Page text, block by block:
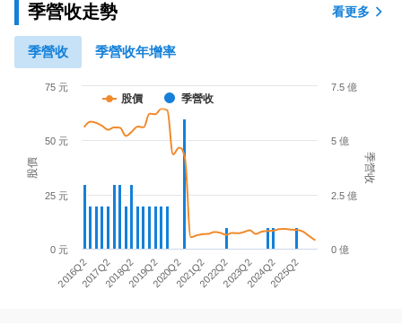
季營收走勢 看更多
季營收 季營收年增率
股價 季營收
股價 季營收
2016Q22017Q22018Q22019Q22020Q22021Q22022Q22023Q22024Q22025Q2
0 元
25 元
50 元
75 元
0 億
2.5 億
5 億
7.5 億